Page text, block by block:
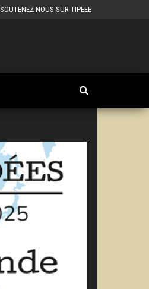
SOUTENEZ NOUS SUR TIPEEE